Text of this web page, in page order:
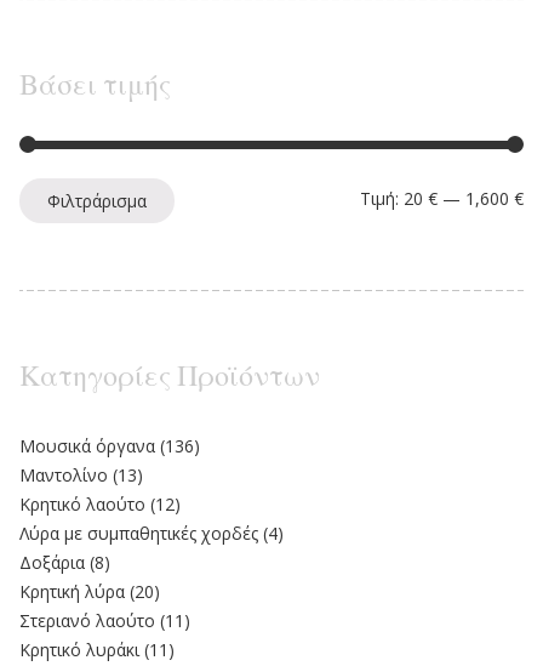
Βάσει τιμής
Φιλτράρισμα Τιμή: 20 € — 1,600 €
Κατηγορίες Προϊόντων
Moυσικά όργανα (136)
Μαντολίνο (13)
Κρητικό λαούτο (12)
Λύρα με συμπαθητικές χορδές (4)
Δοξάρια (8)
Κρητική λύρα (20)
Στεριανό λαούτο (11)
Kρητικό λυράκι (11)